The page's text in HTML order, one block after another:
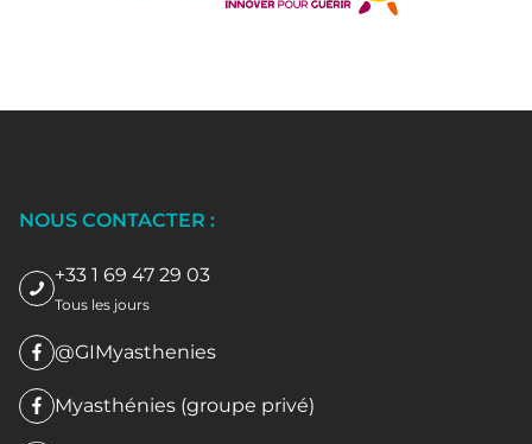
NOUS CONTACTER :
+33 1 69 47 29 03
Tous les jours
@GIMyasthenies
Myasthénies (groupe privé)